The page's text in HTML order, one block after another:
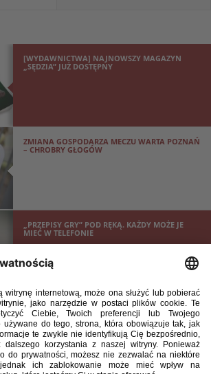
[WYDAWNICTWA] NAJNOWSZY MAGAZYN
„SĘDZIA” JUŻ DOSTĘPNY
ZMIANA GOSPODARZA MECZU WARTA POZNAŃ
– CHROBRY GŁOGÓW
„PRZEPISY GRY” POD RĘKĄ. KAŻDY MOŻE JE
MIEĆ W TELEFONIE
WIEK TO TYLKO LICZBA – WALKING FUTBOL
ŁĄCZY SENIORÓW W CAŁEJ POLSCE